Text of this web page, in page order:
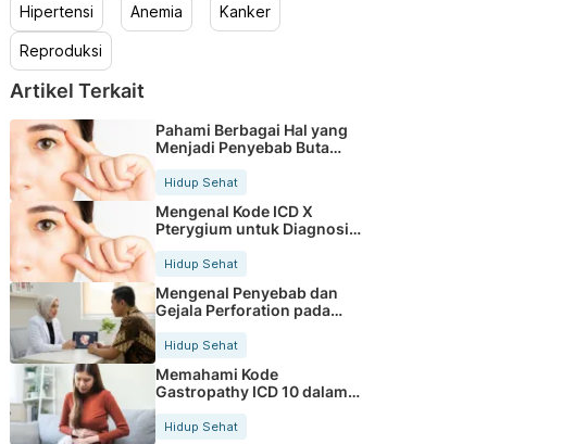
Hipertensi Anemia Kanker
Reproduksi
Artikel Terkait
Pahami Berbagai Hal yang
Menjadi Penyebab Buta
Hidup Sehat
Mengenal Kode ICD X
Pterygium untuk Diagnosis
Hidup Sehat
Mengenal Penyebab dan
Gejala Perforation pada
Tubuh
Hidup Sehat
Memahami Kode
Gastropathy ICD 10 dalam
Rekam Medis Pasien
Hidup Sehat